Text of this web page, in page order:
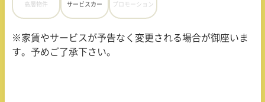
高層物件 サービスカー プロモーション
※家賃やサービスが予告なく変更される場合が御座いま
す。予めご了承下さい。